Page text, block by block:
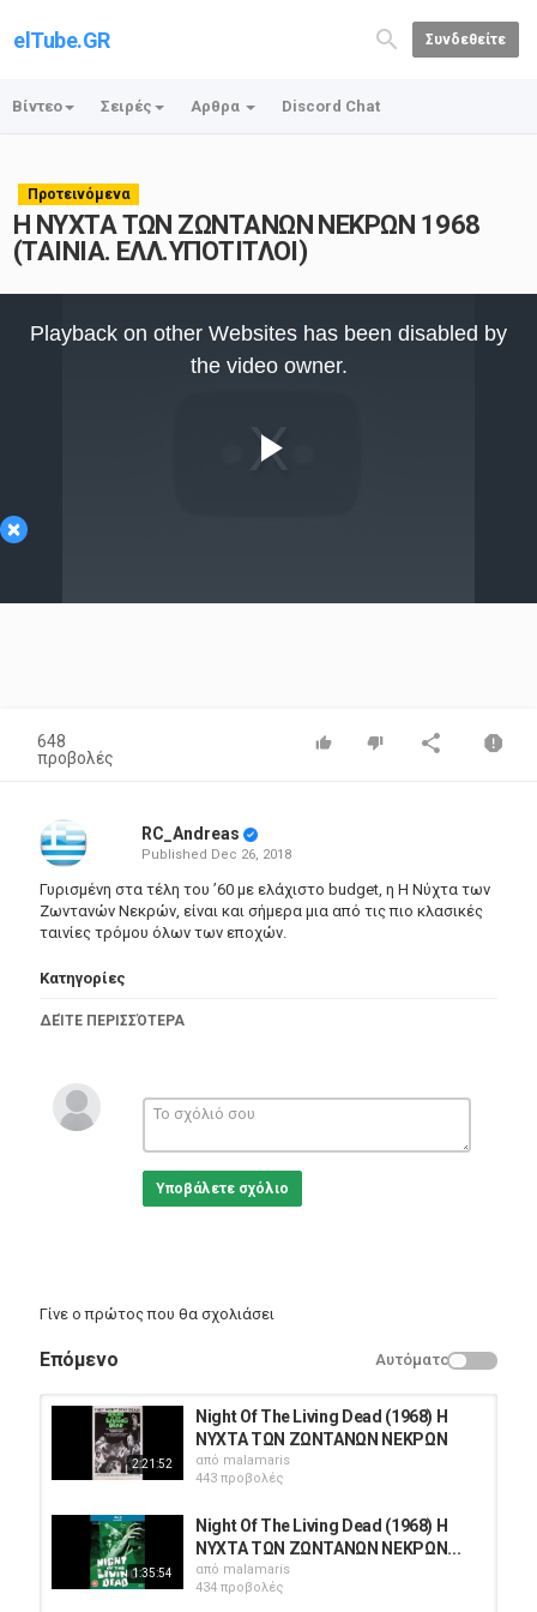
elTube.GR Συνδεθείτε
Βίντεο Σειρές Αρθρα Discord Chat
Προτεινόμενα
Η ΝΥΧΤΑ ΤΩΝ ΖΩΝΤΑΝΩΝ ΝΕΚΡΩΝ 1968
(ΤΑΙΝΙΑ. ΕΛΛ.ΥΠΟΤΙΤΛΟΙ)
×
Video
Playback on other Websites has been disabled by
the video owner.
648
προβολές
RC_Andreas
Published Dec 26, 2018
Γυρισμένη στα τέλη του ’60 με ελάχιστο budget, η Η Νύχτα των
Ζωντανών Νεκρών, είναι και σήμερα μια από τις πιο κλασικές
ταινίες τρόμου όλων των εποχών.
Κατηγορίες
ΔΕΊΤΕ ΠΕΡΙΣΣΌΤΕΡΑ
Υποβάλετε σχόλιο
Γίνε ο πρώτος που θα σχολιάσει
Επόμενο Αυτόματο
2:21:52
Night Of The Living Dead (1968) Η
ΝΥΧΤΑ ΤΩΝ ΖΩΝΤΑΝΩΝ ΝΕΚΡΩΝ
από malamaris
443 προβολές
1:35:54
Night Of The Living Dead (1968) Η
ΝΥΧΤΑ ΤΩΝ ΖΩΝΤΑΝΩΝ ΝΕΚΡΩΝ...
από malamaris
434 προβολές